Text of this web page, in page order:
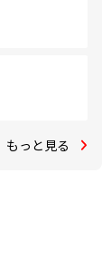
もっと見る